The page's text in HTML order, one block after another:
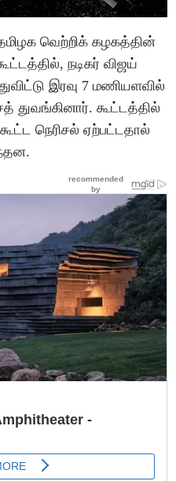
வெற்றிக் கழகத்தின்
நடிகர் விஜய்
இரவு 7 மணியளவில்
துவங்கினார். கூட்டத்தில்
நெரிசல் ஏற்பட்டதால்